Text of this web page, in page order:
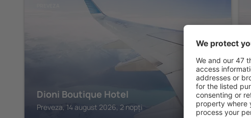
Dioni Boutique Hotel
Preveza, 14 august 2026, 2 nopți